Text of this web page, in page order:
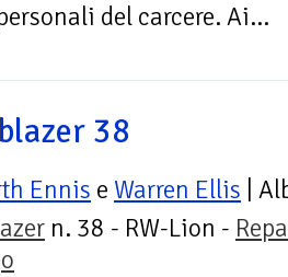
del carcere. Ai...
38
Ennis e Warren Ellis |
n. 38 - RW-Lion -